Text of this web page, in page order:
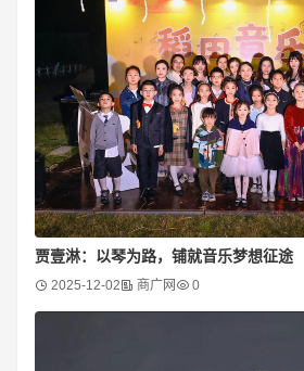
贾壹淋：以琴为路，铺就音乐梦想征途
2025-12-02 商广网 0